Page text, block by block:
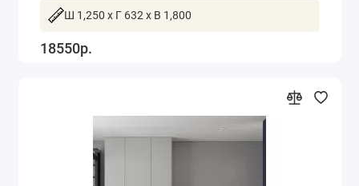
Ш 1,250 x Г 632 x В 1,800
18550р.